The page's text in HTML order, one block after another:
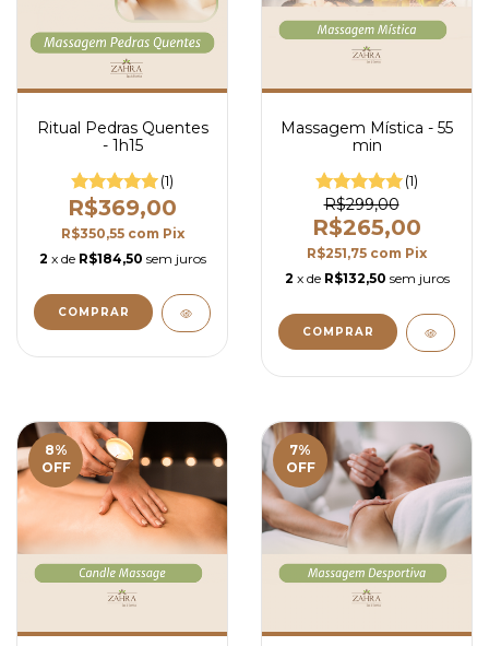
Ritual Pedras Quentes
- 1h15
(1)
R$369,00
R$350,55 com Pix
2 x de R$184,50 sem juros
Massagem Mística - 55
min
(1)
R$299,00
R$265,00
R$251,75 com Pix
2 x de R$132,50 sem juros
8%
OFF
7%
OFF